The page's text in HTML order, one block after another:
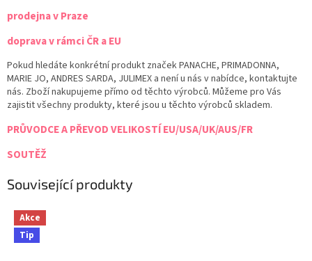
prodejna v Praze
doprava v rámci ČR a EU
Pokud hledáte konkrétní produkt značek PANACHE, PRIMADONNA,
MARIE JO, ANDRES SARDA, JULIMEX a není u nás v nabídce, kontaktujte
nás. Zboží nakupujeme přímo od těchto výrobců. Můžeme pro Vás
zajistit všechny produkty, které jsou u těchto výrobců skladem.
PRŮVODCE A PŘEVOD VELIKOSTÍ EU/USA/UK/AUS/FR
SOUTĚŽ
Související produkty
Akce
Tip